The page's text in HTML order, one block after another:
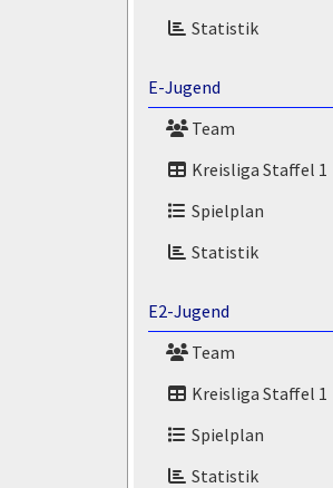
Statistik
E-Jugend
Team
Kreisliga Staffel 1
Spielplan
Statistik
E2-Jugend
Team
Kreisliga Staffel 1
Spielplan
Statistik